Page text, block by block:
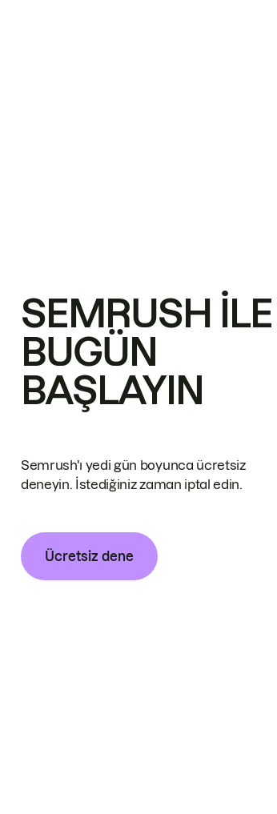
SEMRUSH ILE
BUGÜN
BAŞLAYIN
Semrush'ı yedi gün boyunca ücretsiz
deneyin. İstediğiniz zaman iptal edin.
Ücretsiz dene